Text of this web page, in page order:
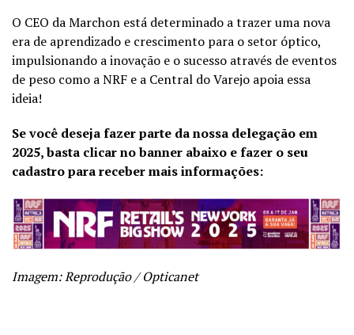
O CEO da Marchon está determinado a trazer uma nova
era de aprendizado e crescimento para o setor óptico,
impulsionando a inovação e o sucesso através de eventos
de peso como a NRF e a Central do Varejo apoia essa
ideia!
Se você deseja fazer parte da nossa delegação em
2025, basta clicar no banner abaixo e fazer o seu
cadastro para receber mais informações:
Imagem: Reprodução / Opticanet